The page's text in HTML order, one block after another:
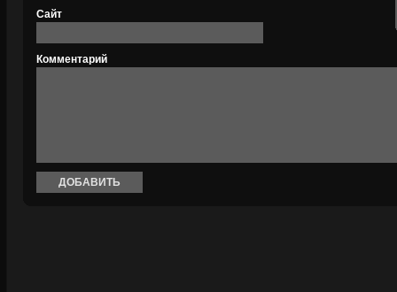
Сайт
Комментарий